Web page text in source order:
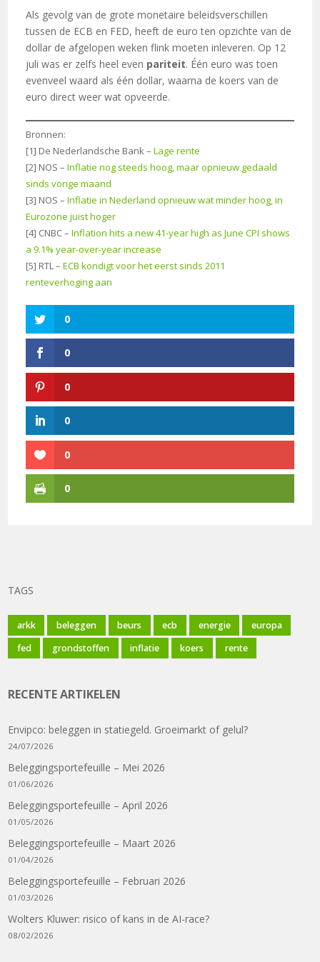
Als gevolg van de grote monetaire beleidsverschillen
tussen de ECB en FED, heeft de euro ten opzichte van de
dollar de afgelopen weken flink moeten inleveren. Op 12
juli was er zelfs heel even pariteit. Één euro was toen
evenveel waard als één dollar, waarna de koers van de
euro direct weer wat opveerde.
Bronnen:
[1] De Nederlandsche Bank –Lage rente
[2] NOS –Inflatie nog steeds hoog, maar opnieuw gedaald
sinds vorige maand
[3] NOS –Inflatie in Nederland opnieuw wat minder hoog, in
Eurozone juist hoger
[4] CNBC –Inflation hits a new 41-year high as June CPI shows
a 9.1% year-over-year increase
[5] RTL –ECB kondigt voor het eerst sinds 2011
renteverhoging aan
0
0
0
0
0
0
TAGS
arkk beleggen beurs ecb energie
europa
fed
grondstoffen inflatie koers rente
RECENTE ARTIKELEN
Envipco: beleggen in statiegeld. Groeimarkt of gelul?
24/07/2026
Beleggingsportefeuille – Mei 2026
01/06/2026
Beleggingsportefeuille – April 2026
01/05/2026
Beleggingsportefeuille – Maart 2026
01/04/2026
Beleggingsportefeuille – Februari 2026
01/03/2026
Wolters Kluwer: risico of kans in de AI-race?
08/02/2026